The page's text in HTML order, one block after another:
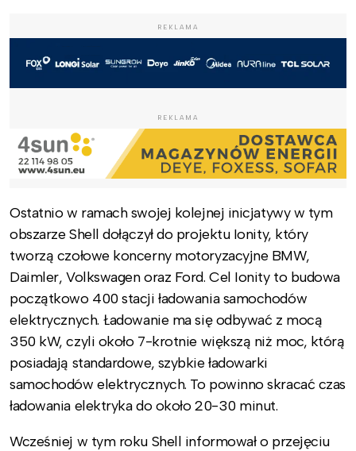
REKLAMA
REKLAMA
Ostatnio w ramach swojej kolejnej inicjatywy w tym
obszarze Shell dołączył do projektu Ionity, który
tworzą czołowe koncerny motoryzacyjne BMW,
Daimler, Volkswagen oraz Ford. Cel Ionity to budowa
początkowo 400 stacji ładowania samochodów
elektrycznych. Ładowanie ma się odbywać z mocą
350 kW, czyli około 7-krotnie większą niż moc, którą
posiadają standardowe, szybkie ładowarki
samochodów elektrycznych. To powinno skracać czas
ładowania elektryka do około 20-30 minut.
Wcześniej w tym roku Shell informował o przejęciu